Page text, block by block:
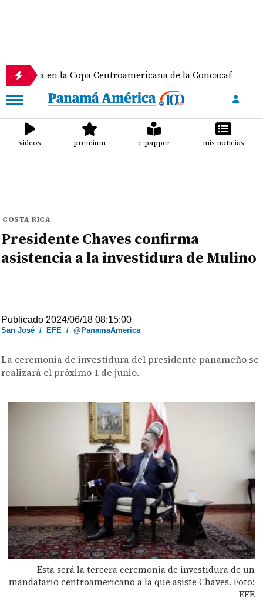
la Copa Centroamericana de la Concacaf
videos premium e-papper mis noticias
COSTA RICA
Presidente Chaves confirma
asistencia a la investidura de Mulino
Publicado 2024/06/18 08:15:00
San José / EFE /@PanamaAmerica
La ceremonia de investidura del presidente panameño se
realizará el próximo 1 de junio.
Esta será la tercera ceremonia de investidura de un
mandatario centroamericano a la que asiste Chaves. Foto:
EFE